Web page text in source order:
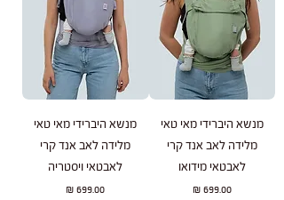
מנשא היברידי מאי טאי
מלידה לאב אנד קרי
לאבטאי מידואו
מחיר‏699.00 ‏₪
מנשא היברידי מאי טאי
מלידה לאב אנד קרי
לאבטאי ויסטריה
מחיר